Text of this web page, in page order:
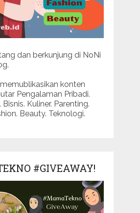
dan berkunjung di NoNi
konten
Pengalaman Pribadi.
Kuliner. Parenting.
Beauty. Teknologi.
#GIVEAWAY!